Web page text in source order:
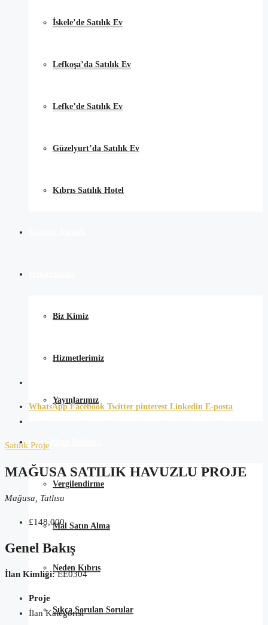
İskele’de Satılık Ev
Lefkoşa’da Satılık Ev
Lefke’de Satılık Ev
Güzelyurt’da Satılık Ev
Kıbrıs Satılık Hotel
Biz Kimiz
Hizmetlerimiz
Yayınlarımız
Satın Alma Rehberi
Vergilendirme
Mal Satın Alma
Neden Kıbrıs
Sıkça Sorulan Sorular
WhatsApp Facebook Twitter pinterest Linkedin E-posta
Satılık Proje
MAĞUSA SATILIK HAVUZLU PROJE
Mağusa, Tatlısu
£148,000
Genel Bakış
İlan Kimliği:EE0304
Proje
İlan Kategorisi